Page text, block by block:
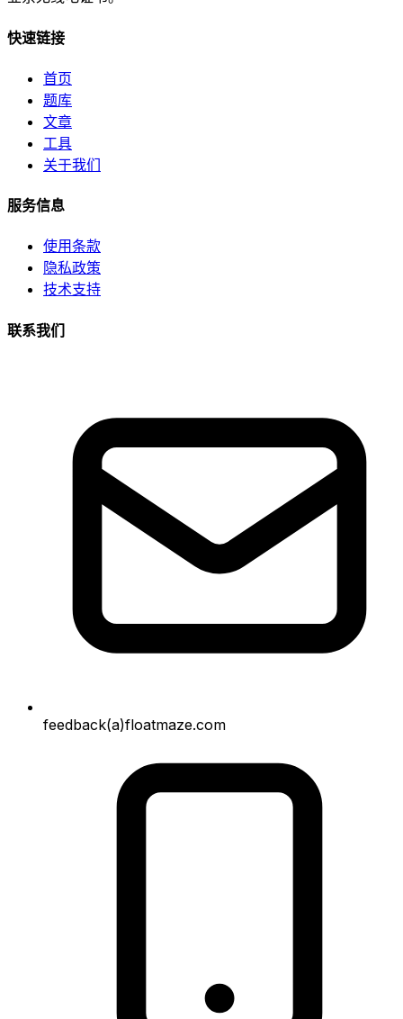
快速链接
首页
题库
文章
工具
关于我们
服务信息
使用条款
隐私政策
技术支持
联系我们
feedback(a)floatmaze.com